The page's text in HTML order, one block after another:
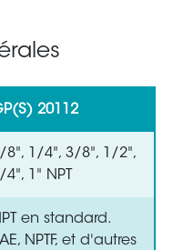
20112
8", 1/4", 3/8", 1/2",
4", 1" NPT
en standard.
NPTF, et d'autres